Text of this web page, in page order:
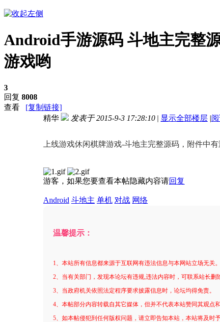
Android手游源码 斗地主完整
游戏哟
3
回复 8008
查看
[复制链接]
精华 发表于 2015-9-3 17:28:10 | 显示全部楼层 |
上线游戏休闲棋牌游戏-斗地主完整源码，附件中
游客，如果您要查看本帖隐藏内容请回复
Android 斗地主 单机 对战 网络
温馨提示：
1、本站所有信息都来源于互联网有违法信息与本网站立场无关
2、当有关部门，发现本论坛有违规,违法内容时，可联系站长删
3、当政府机关依照法定程序要求披露信息时，论坛均得免责。
4、本帖部分内容转载自其它媒体，但并不代表本站赞同其观点
5、如本帖侵犯到任何版权问题，请立即告知本站，本站将及时